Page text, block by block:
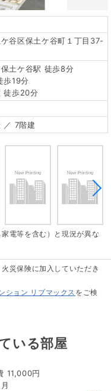
谷区保土ケ谷町１丁目37-
保土ケ谷駅 徒歩8分
歩19分
徒歩20分
／ 7階建
電等を含む）と現況が異な
災保険に加入していただき
ション リブマックス をご検
いる部屋
11,000円